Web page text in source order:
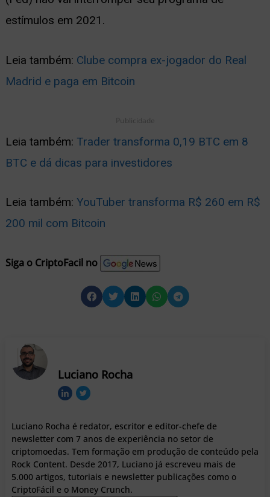
estímulos em 2021.
Leia também: Clube compra ex-jogador do Real
Madrid e paga em Bitcoin
Publicidade
Leia também: Trader transforma 0,19 BTC em 8
BTC e dá dicas para investidores
Leia também: YouTuber transforma R$ 260 em R$
200 mil com Bitcoin
Siga o CriptoFacil no
Luciano Rocha
Luciano Rocha é redator, escritor e editor-chefe de
newsletter com 7 anos de experiência no setor de
criptomoedas. Tem formação em produção de conteúdo pela
Rock Content. Desde 2017, Luciano já escreveu mais de
5.000 artigos, tutoriais e newsletter publicações como o
CriptoFácil e o Money Crunch.